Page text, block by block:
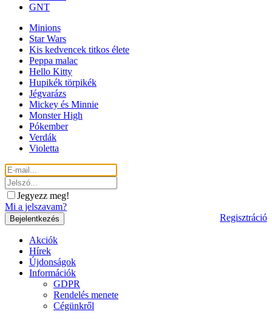
GNT
Minions
Star Wars
Kis kedvencek titkos élete
Peppa malac
Hello Kitty
Hupikék törpikék
Jégvarázs
Mickey és Minnie
Monster High
Pókember
Verdák
Violetta
Jegyezz meg!
Mi a jelszavam?
Regisztráció
Akciók
Hírek
Újdonságok
Információk
GDPR
Rendelés menete
Cégünkről